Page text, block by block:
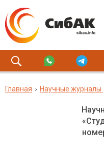
Главная Научные журналы